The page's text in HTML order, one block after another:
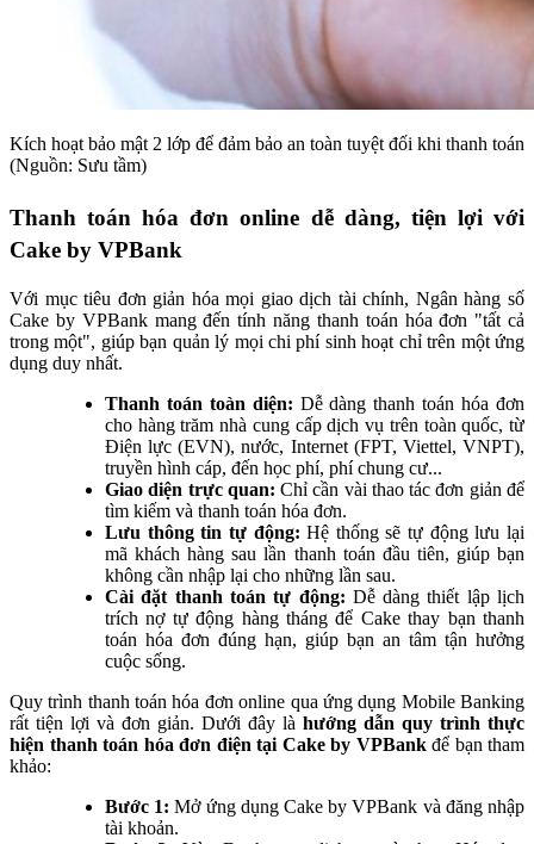
Kích hoạt bảo mật 2 lớp để đảm bảo an toàn tuyệt đối khi thanh toán
(Nguồn: Sưu tầm)
Thanh toán hóa đơn online dễ dàng, tiện lợi với
Cake by VPBank
Với mục tiêu đơn giản hóa mọi giao dịch tài chính, Ngân hàng số
Cake by VPBank mang đến tính năng thanh toán hóa đơn "tất cả
trong một", giúp bạn quản lý mọi chi phí sinh hoạt chỉ trên một ứng
dụng duy nhất.
Thanh toán toàn diện: Dễ dàng thanh toán hóa đơn
cho hàng trăm nhà cung cấp dịch vụ trên toàn quốc, từ
Điện lực (EVN), nước, Internet (FPT, Viettel, VNPT),
truyền hình cáp, đến học phí, phí chung cư...
Giao diện trực quan:Chỉ cần vài thao tác đơn giản để
tìm kiếm và thanh toán hóa đơn.
Lưu thông tin tự động: Hệ thống sẽ tự động lưu lại
mã khách hàng sau lần thanh toán đầu tiên, giúp bạn
không cần nhập lại cho những lần sau.
Cài đặt thanh toán tự động: Dễ dàng thiết lập lịch
trích nợ tự động hàng tháng để Cake thay bạn thanh
toán hóa đơn đúng hạn, giúp bạn an tâm tận hưởng
cuộc sống.
Quy trình thanh toán hóa đơn online qua ứng dụng Mobile Banking
rất tiện lợi và đơn giản. Dưới đây là hướng dẫn quy trình thực
hiện thanh toán hóa đơn điện tại Cake by VPBankđể bạn tham
khảo:
Bước 1:Mở ứng dụng Cake by VPBank và đăng nhập
tài khoản.